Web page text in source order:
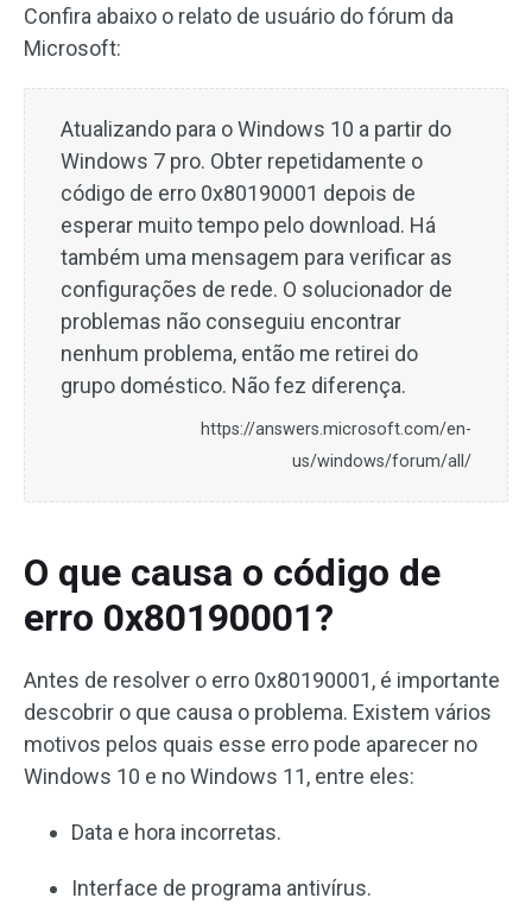
Confira abaixo o relato de usuário do fórum da
Microsoft:
Atualizando para o Windows 10 a partir do
Windows 7 pro. Obter repetidamente o
código de erro 0x80190001 depois de
esperar muito tempo pelo download. Há
também uma mensagem para verificar as
configurações de rede. O solucionador de
problemas não conseguiu encontrar
nenhum problema, então me retirei do
grupo doméstico. Não fez diferença.
https://answers.microsoft.com/en-
us/windows/forum/all/
O que causa o código de
erro 0x80190001?
Antes de resolver o erro 0x80190001, é importante
descobrir o que causa o problema. Existem vários
motivos pelos quais esse erro pode aparecer no
Windows 10 e no Windows 11, entre eles:
Data e hora incorretas.
Interface de programa antivírus.